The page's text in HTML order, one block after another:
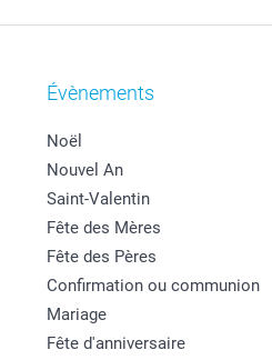
Évènements
Noël
Nouvel An
Saint-Valentin
Fête des Mères
Fête des Pères
Confirmation ou communion
Mariage
Fête d'anniversaire